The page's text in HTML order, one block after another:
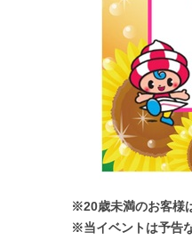
※20歳未満のお客様
※当イベントは予告